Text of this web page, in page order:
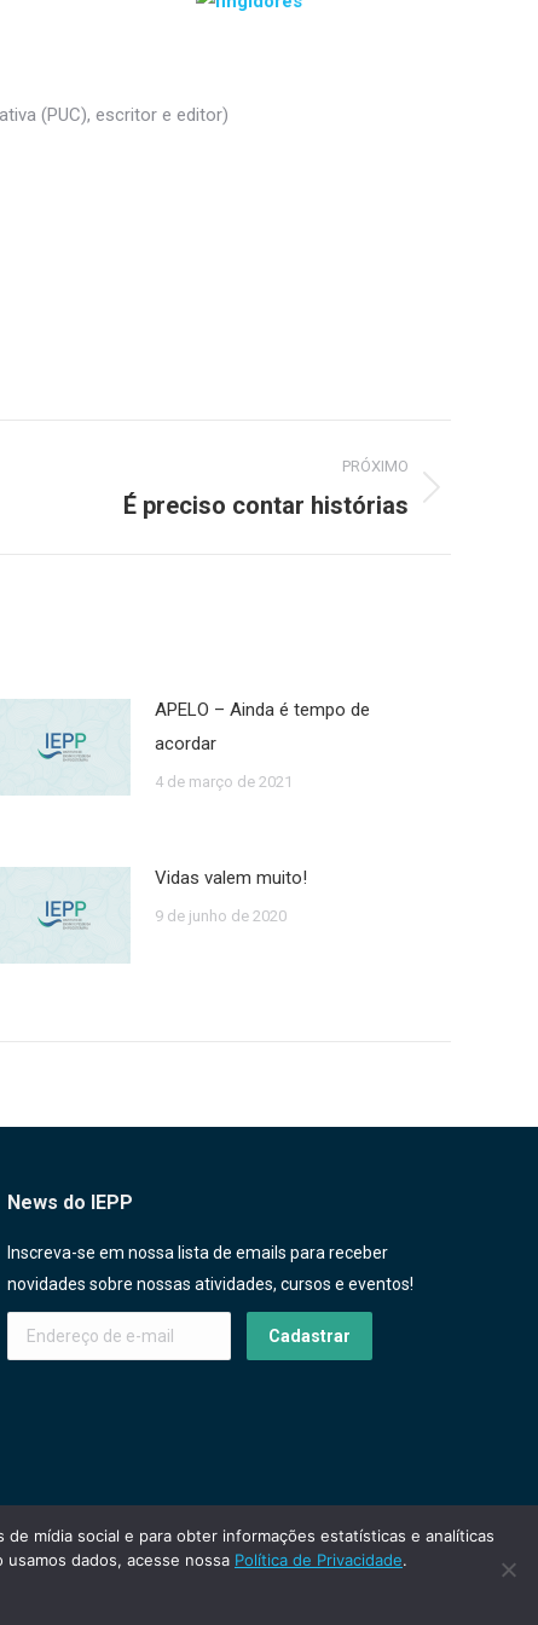
(PUC), escritor e editor)
PRÓXIMO
É preciso contar histórias
APELO – Ainda é tempo de
acordar
4 de março de 2021
Vidas valem muito!
9 de junho de 2020
News do IEPP
Inscreva-se em nossa lista de emails para receber
novidades sobre nossas atividades, cursos e eventos!
mídia social e para obter informações estatísticas e analíticas
dados, acesse nossa Política de Privacidade.